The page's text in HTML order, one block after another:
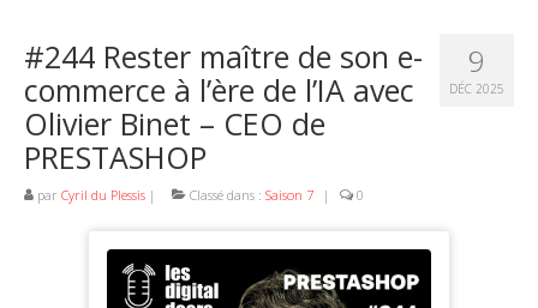
9
DÉC 2025
#244 Rester maître de son e-
commerce à l’ère de l’IA avec
Olivier Binet – CEO de
PRESTASHOP
par Cyril du Plessis | Classé dans : Saison 7 | 0